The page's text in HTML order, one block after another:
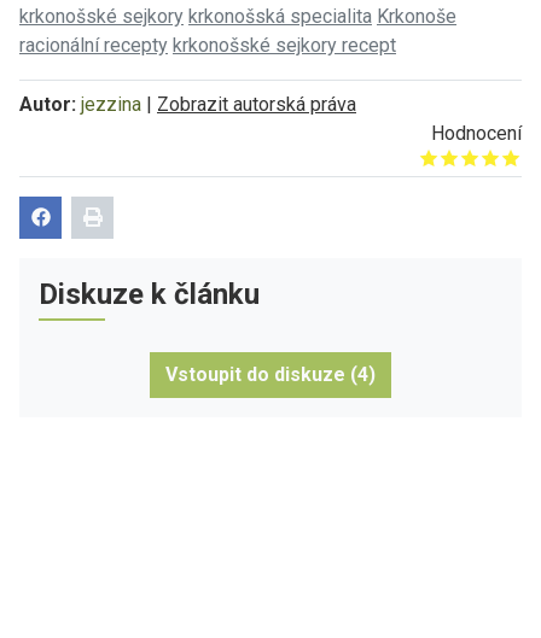
krkonošské sejkory krkonošská specialita Krkonoše
racionální recepty krkonošské sejkory recept
Autor: jezzina | Zobrazit autorská práva
Hodnocení
Give it 1/5
Give it 2/5
Give it 3/5
Give it 4/5
Give it 5/5
Diskuze k článku
Vstoupit do diskuze (4)